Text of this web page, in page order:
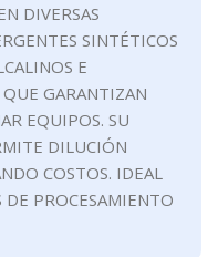
DIVERSAS
SINTÉTICOS
E
GARANTIZAN
EQUIPOS. SU
DILUCIÓN
COSTOS. IDEAL
DE PROCESAMIENTO